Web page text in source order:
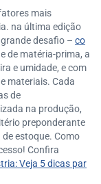
mais
na última edição
desafio – co
de matéria-prima, a
e umidade, e com
materiais. Cada
de
na produção,
preponderante
estoque. Como
Confira
Veja 5 dicas par